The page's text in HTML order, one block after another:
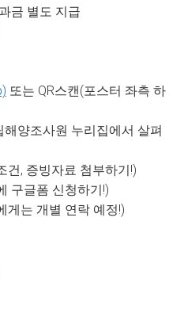
금 별도 지급
또는 QR스캔(포스터 좌측 하
양조사원 누리집에서 살펴
건, 증빙자료 첨부하기!)
구글폼 신청하기!)
게는 개별 연락 예정!)